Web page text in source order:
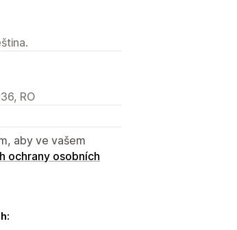
RO
aby ve vašem
ochrany osobních